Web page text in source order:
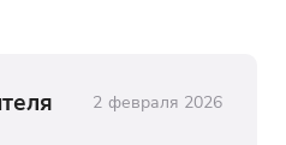
2 февраля 2026